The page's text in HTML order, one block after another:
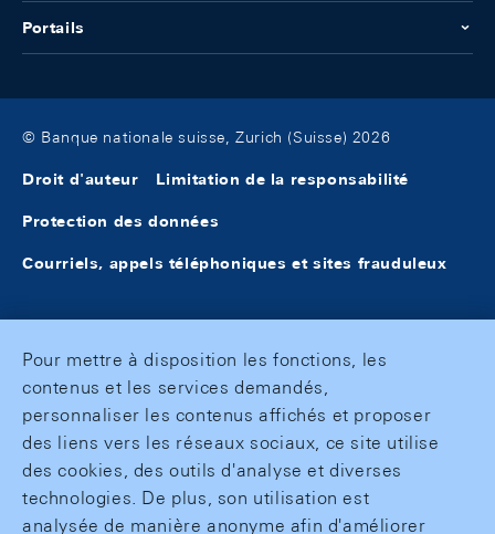
Portails
© Banque nationale suisse, Zurich (Suisse) 2026
Droit d'auteur Limitation de la responsabilité
Protection des données
Courriels, appels téléphoniques et sites frauduleux
Pour mettre à disposition les fonctions, les
contenus et les services demandés,
personnaliser les contenus affichés et proposer
des liens vers les réseaux sociaux, ce site utilise
des cookies, des outils d'analyse et diverses
technologies. De plus, son utilisation est
analysée de manière anonyme afin d'améliorer